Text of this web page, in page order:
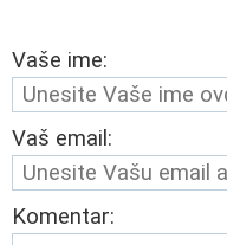
Vaše ime:
Vaš email:
Komentar: